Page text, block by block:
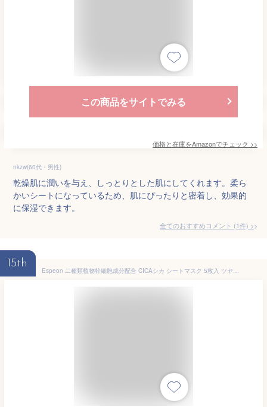
この商品をサイトでみる
価格と在庫をAmazonでチェック >>
nkzw(60代・男性)
乾燥肌に潤いを与え、しっとりとした肌にしてくれます。柔ら
かいシートになっているため、肌にぴったりと密着し、効果的
に保湿できます。
全てのおすすめコメント (1件) >
15th
Espeon 二種類植物幹細胞成分配合 CICAシカ シートマスク 5枚入 ツヤとハリと保湿 肌荒れ対策 フェイスパック 日本製